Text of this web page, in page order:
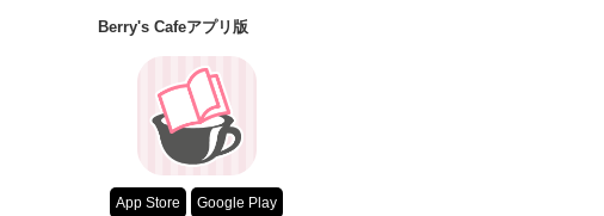
Berry's Cafeアプリ版
App Store Google Play